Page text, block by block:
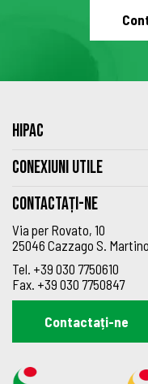
HIPAC
CONEXIUNI UTILE
Contactați-ne
Via per Rovato, 10
25046 Cazzago S.
Tel. +39 030 7750610
Fax. +39 030 7750847
Contactați-ne